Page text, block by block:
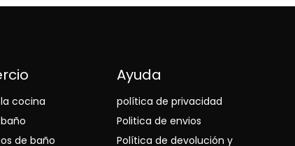
cocina
de baño
Ayuda
política de privacidad
Politica de envios
Política de devolución y